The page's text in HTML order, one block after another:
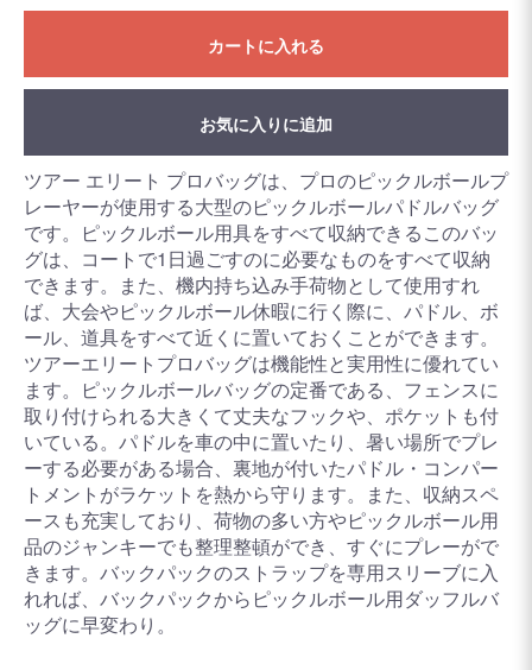
カートに入れる
お気に入りに追加
ツアー エリート プロバッグは、プロのピックルボールプ
レーヤーが使用する大型のピックルボールパドルバッグ
です。ピックルボール用具をすべて収納できるこのバッ
グは、コートで1日過ごすのに必要なものをすべて収納
できます。また、機内持ち込み手荷物として使用すれ
ば、大会やピックルボール休暇に行く際に、パドル、ボ
ール、道具をすべて近くに置いておくことができます。
ツアーエリートプロバッグは機能性と実用性に優れてい
ます。ピックルボールバッグの定番である、フェンスに
取り付けられる大きくて丈夫なフックや、ポケットも付
いている。パドルを車の中に置いたり、暑い場所でプレ
ーする必要がある場合、裏地が付いたパドル・コンパー
トメントがラケットを熱から守ります。また、収納スペ
ースも充実しており、荷物の多い方やピックルボール用
品のジャンキーでも整理整頓ができ、すぐにプレーがで
きます。バックパックのストラップを専用スリーブに入
れれば、バックパックからピックルボール用ダッフルバ
ッグに早変わり。